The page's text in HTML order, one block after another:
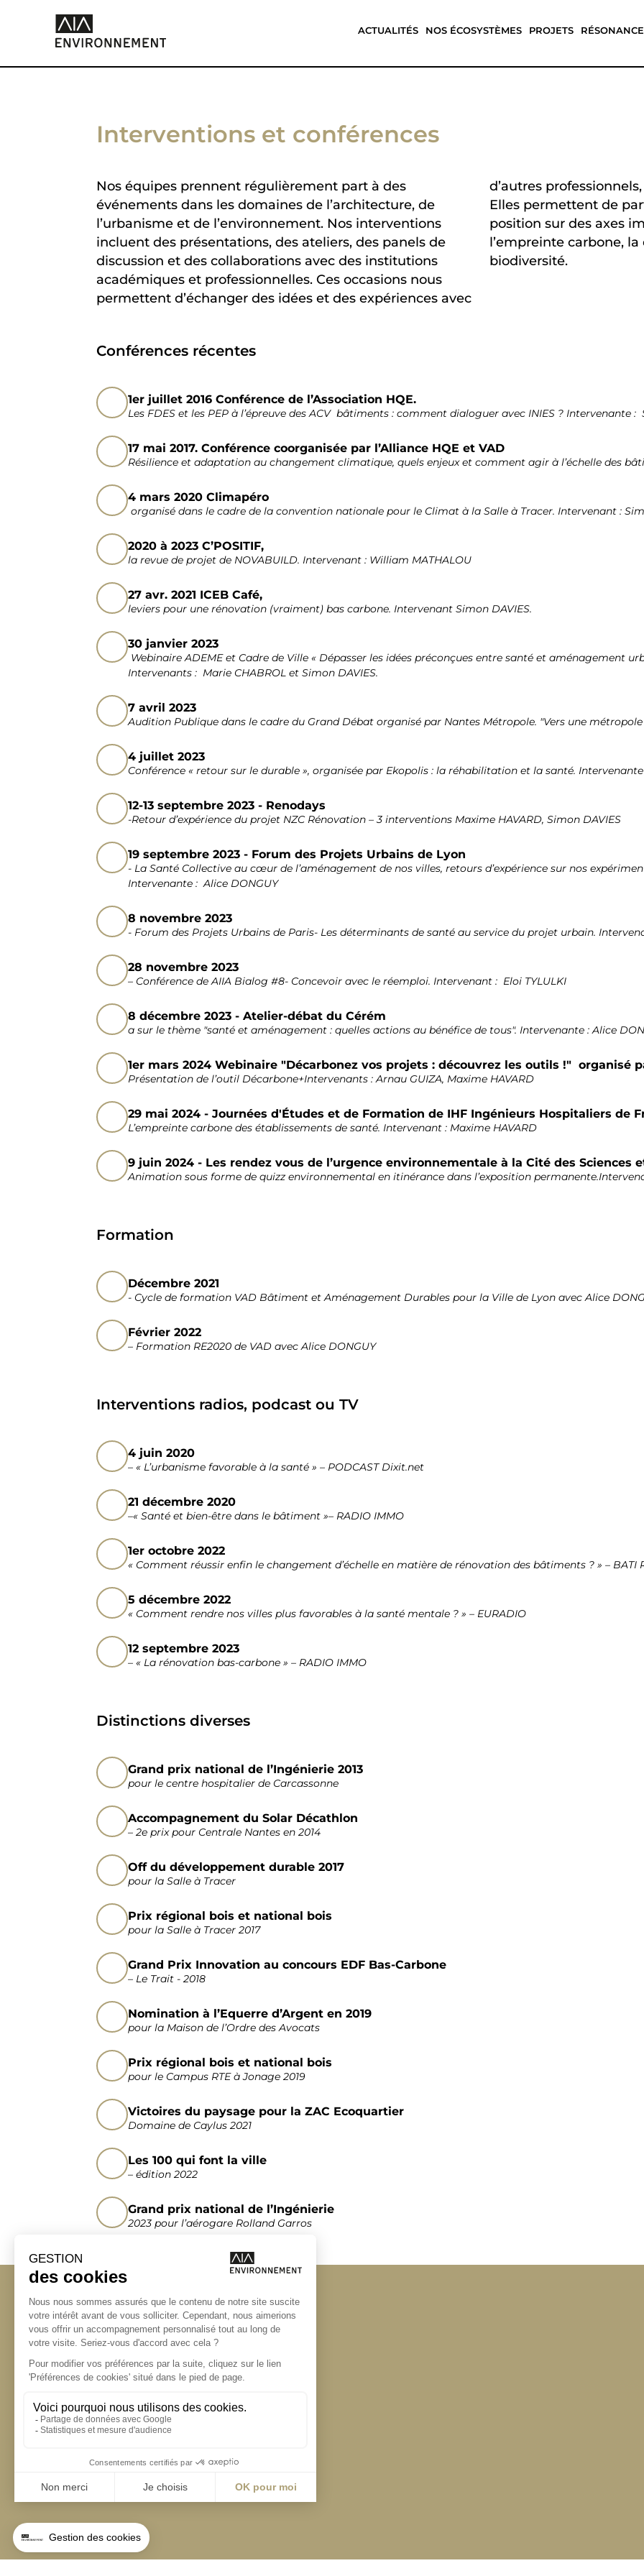
ACTUALITÉS NOS ÉCOSYSTÈMES PROJETS
Interventions et conférences
Nos équipes prennent régulièrement part à des
événements dans les domaines de l’architecture, de
l’urbanisme et de l’environnement. Nos interventions
incluent des présentations, des ateliers, des panels de
discussion et des collaborations avec des institutions
académiques et professionnelles. Ces occasions nous
permettent d’échanger des idées et des expériences avec
d’autres professionnels, ce qui enrichit notre approche.
Elles permettent de participer aux discussions et prises de
position sur des axes importants comme la réduction de
l’empreinte carbone, la circularité et la préservation de la
biodiversité.
Conférences récentes
1er juillet 2016 Conférence de l’Association HQE.
Les FDES et les PEP à l’épreuve des ACV bâtiments : comment dialoguer avec INIES ? Intervenante :
17 mai 2017. Conférence coorganisée par l’Alliance HQE et VAD
Résilience et adaptation au changement climatique, quels enjeux et comment agir à l’échelle des
4 mars 2020 Climapéro
organisé dans le cadre de la convention nationale pour le Climat à la Salle à Tracer. Intervenant :
2020 à 2023 C’POSITIF,
la revue de projet de NOVABUILD. Intervenant : William MATHALOU
27 avr. 2021 ICEB Café,
leviers pour une rénovation (vraiment) bas carbone. Intervenant Simon DAVIES.
30 janvier 2023
Webinaire ADEME et Cadre de Ville « Dépasser les idées préconçues entre santé et aménagement
Intervenants : Marie CHABROL et Simon DAVIES.
7 avril 2023
Audition Publique dans le cadre du Grand Débat organisé par Nantes Métropole. "Vers une
4 juillet 2023
Conférence « retour sur le durable », organisée par Ekopolis : la réhabilitation et la santé. Intervenante
12-13 septembre 2023 - Renodays
-Retour d’expérience du projet NZC Rénovation – 3 interventions Maxime HAVARD, Simon DAVIES
19 septembre 2023 - Forum des Projets Urbains de Lyon
- La Santé Collective au cœur de l’aménagement de nos villes, retours d’expérience sur nos
Intervenante : Alice DONGUY
8 novembre 2023
- Forum des Projets Urbains de Paris- Les déterminants de santé au service du projet urbain.
28 novembre 2023
– Conférence de AIIA Bialog #8- Concevoir avec le réemploi. Intervenant : Eloi TYLULKI
8 décembre 2023 - Atelier-débat du Cérém
a sur le thème "santé et aménagement : quelles actions au bénéfice de tous". Intervenante : Alice
1er mars 2024 Webinaire "Décarbonez vos projets : découvrez les outils !" organisé
Présentation de l’outil Décarbone+Intervenants : Arnau GUIZA, Maxime HAVARD
29 mai 2024 - Journées d'Études et de Formation de IHF Ingénieurs Hospitaliers de
L’empreinte carbone des établissements de santé. Intervenant : Maxime HAVARD
9 juin 2024 - Les rendez vous de l’urgence environnementale à la Cité des Sciences
Animation sous forme de quizz environnemental en itinérance dans l’exposition
Formation
Décembre 2021
- Cycle de formation VAD Bâtiment et Aménagement Durables pour la Ville de Lyon avec Alice
Février 2022
– Formation RE2020 de VAD avec Alice DONGUY
Interventions radios, podcast ou TV
4 juin 2020
– « L’urbanisme favorable à la santé » – PODCAST Dixit.net
21 décembre 2020
–« Santé et bien-être dans le bâtiment »– RADIO IMMO
1er octobre 2022
« Comment réussir enfin le changement d’échelle en matière de rénovation des bâtiments ? » – BATI
5 décembre 2022
« Comment rendre nos villes plus favorables à la santé mentale ? » – EURADIO
12 septembre 2023
– « La rénovation bas-carbone » – RADIO IMMO
Distinctions diverses
Grand prix national de l’Ingénierie 2013
pour le centre hospitalier de Carcassonne
Accompagnement du Solar Décathlon
– 2e prix pour Centrale Nantes en 2014
Off du développement durable 2017
pour la Salle à Tracer
Prix régional bois et national bois
pour la Salle à Tracer 2017
Grand Prix Innovation au concours EDF Bas-Carbone
– Le Trait - 2018
Nomination à l’Equerre d’Argent en 2019
pour la Maison de l’Ordre des Avocats
Prix régional bois et national bois
pour le Campus RTE à Jonage 2019
Victoires du paysage pour la ZAC Ecoquartier
Domaine de Caylus 2021
Les 100 qui font la ville
– édition 2022
Grand prix national de l’Ingénierie
2023 pour l’aérogare Rolland Garros